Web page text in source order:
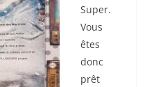
Super.
Vous
êtes
donc
prêt